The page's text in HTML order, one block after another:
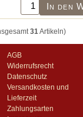
In den
31Artikeln)
AGB
Widerrufsrecht
Datenschutz
Versandkosten und
Lieferzeit
Zahlungsarten